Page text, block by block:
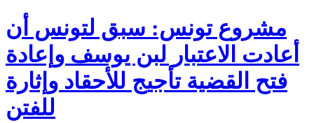
مشروع تونس: سبق لتونس أن
أعادت الاعتبار لبن يوسف وإعادة
فتح القضية تأجيج للأحقاد وإثارة
للفتن